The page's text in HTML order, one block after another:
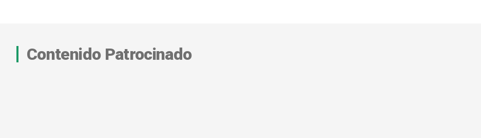
Contenido Patrocinado